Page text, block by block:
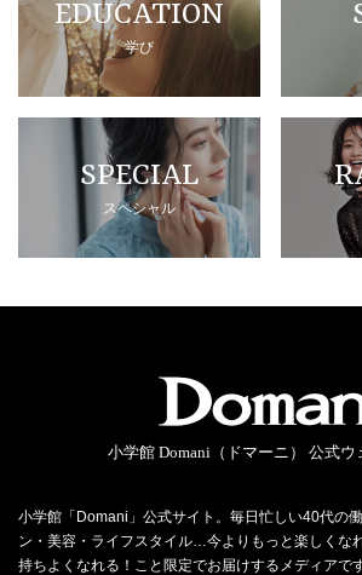
EDUCATION
学び
SPECIAL
スペシャル
小学館 Domani（ドマーニ） 公式ウ
小学館「Domani」公式サイト。毎日忙しい40代の
ン・美容・ライフスタイル…今よりもっと楽しくな
持ちよくなれる！こと限定でお届けするメディアです